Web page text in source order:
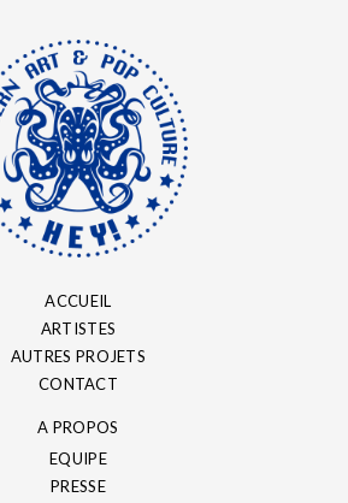
ACCUEIL
ARTISTES
AUTRES PROJETS
CONTACT
A PROPOS
EQUIPE
PRESSE